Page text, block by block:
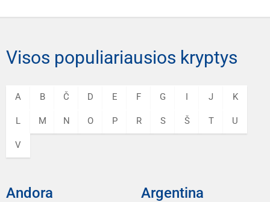
Visos populiariausios kryptys
A B Č D E F G I J K
L M N O P R S Š T U
V
Andora Argentina